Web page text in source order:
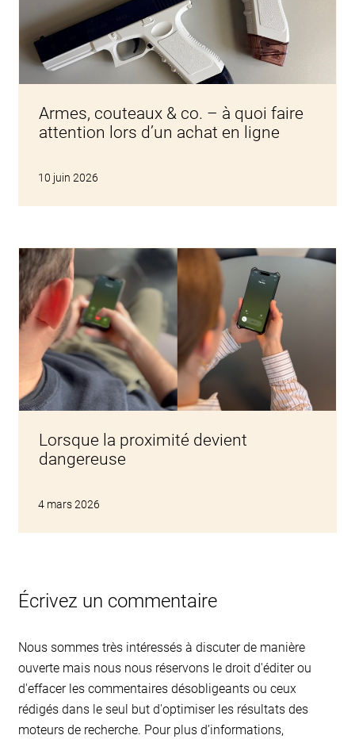
Armes, couteaux & co. – à quoi faire
attention lors d’un achat en ligne
10 juin 2026
Lorsque la proximité devient
dangereuse
4 mars 2026
Écrivez un commentaire
Nous sommes très intéressés à discuter de manière
ouverte mais nous nous réservons le droit d'éditer ou
d'effacer les commentaires désobligeants ou ceux
rédigés dans le seul but d'optimiser les résultats des
moteurs de recherche. Pour plus d’informations,